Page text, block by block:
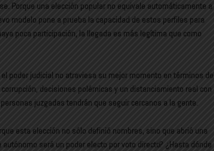
Porque una elección popular no equivale automáticamente a
modelo pone a prueba la capacidad de estos perfiles para
poca participación, la llegada es más legítima que como
poder judicial no atraviesa su mejor momento en términos de
decisiones polémicas y un distanciamiento real con
juzgadas tendrán que seguir cercanos a la gente.
esta elección no sólo definió nombres, sino que abrió una
será un poder electo por voto directo? ¿Hasta dónde